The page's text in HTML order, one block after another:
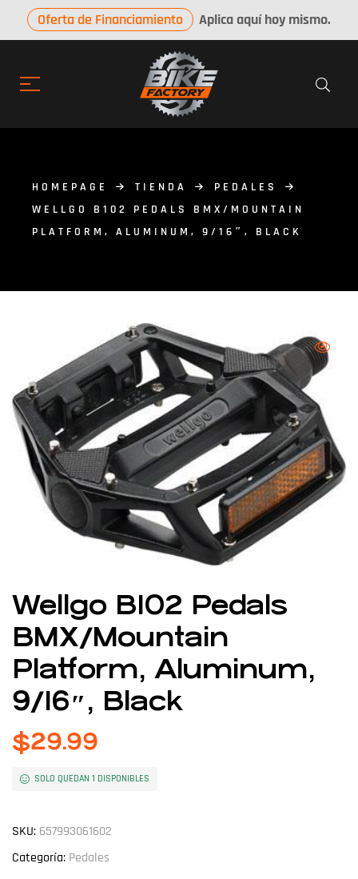
Oferta de Financiamiento Aplica aquí hoy mismo.
HOMEPAGE TIENDA
PEDALES
WELLGO B102 PEDALS BMX/MOUNTAIN
PLATFORM, ALUMINUM, 9/16″, BLACK
Wellgo B102 Pedals
BMX/Mountain
Platform, Aluminum,
9/16″, Black
$29.99
SOLO QUEDAN 1 DISPONIBLES
SKU: 657993061602
Categoría: Pedales